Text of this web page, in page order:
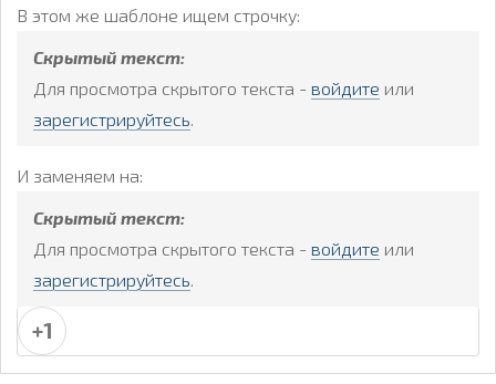
В этом же шаблоне ищем строчку:
Скрытый текст:
Для просмотра скрытого текста - войдите или
зарегистрируйтесь.
И заменяем на:
Скрытый текст:
Для просмотра скрытого текста - войдите или
зарегистрируйтесь.
+1